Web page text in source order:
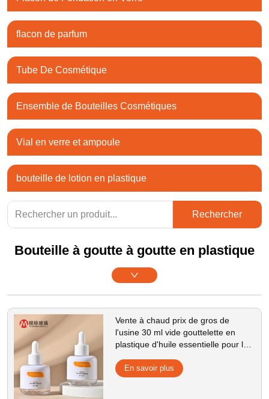
flacon de parfum
Tube De Cosmétique
Ensemble de Bouteilles Cosmétiques
Vial en verre et ampoule
bouteille de lotion en plastique
Rechercher
Bouteille à goutte à goutte en plastique
Vente à chaud prix de gros de
l'usine 30 ml vide gouttelette en
plastique d'huile essentielle pour les
En savoir plus